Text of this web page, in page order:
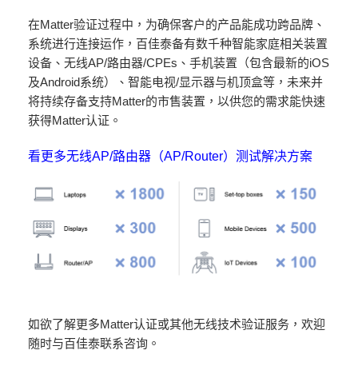
在Matter验证过程中，为确保客户的产品能成功跨品牌、
系统进行连接运作，百佳泰备有数千种智能家庭相关装置
设备、无线AP/路由器/CPEs、手机装置（包含最新的iOS
及Android系统）、智能电视/显示器与机顶盒等，未来并
将持续存备支持Matter的市售装置，以供您的需求能快速
获得Matter认证。
看更多无线AP/路由器（AP/Router）测试解决方案
如欲了解更多Matter认证或其他无线技术验证服务，欢迎
随时与百佳泰联系咨询。